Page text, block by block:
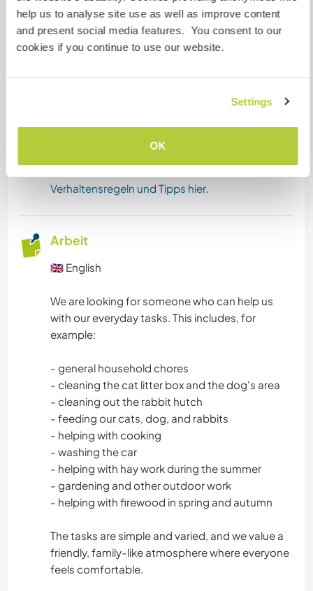
help us to analyse site use as well as improve content
and present social media features. You consent to our
cookies if you continue to use our website.
Settings
OK
A cambio, nos encantaría conocer más sobre
otras culturas y países. Sería genial que nuestra
hija pudiera practicar su español y que todos
Verhaltensregeln und Tipps hier.
Arbeit
🇬🇧 English
We are looking for someone who can help us
with our everyday tasks. This includes, for
example:
- general household chores
- cleaning the cat litter box and the dog's area
- cleaning out the rabbit hutch
- feeding our cats, dog, and rabbits
- helping with cooking
- washing the car
- helping with hay work during the summer
- gardening and other outdoor work
- helping with firewood in spring and autumn
The tasks are simple and varied, and we value a
friendly, family-like atmosphere where everyone
feels comfortable.